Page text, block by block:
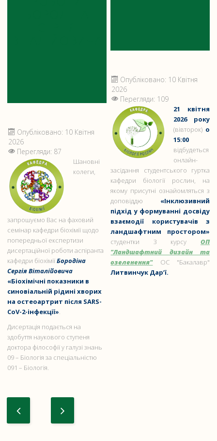
Опубліковано: 10 Квітня
2026
Перегляди: 87
Шановні
колеги,
запрошуємо Вас на фаховий
семінар кафедри біохімії щодо
попередньої експертизи
дисертаційної роботи аспіранта
кафедри біохіміїБородіна
Сергія Віталійовича
«Біохімічні показники в
синовіальній рідині хворих
на остеоартрит після SARS-
CoV-2-інфекції».
Дисертація подається на
здобуття наукового ступеня
доктора філософії у галузі знань
09 – Біологія за спеціальністю
091 – Біологія.
Опубліковано: 10 Квітня
2026
Перегляди: 109
21 квітня
2026 року
(вівторок) о
15:00
відбудеться
онлайн-
засідання студентського гуртка
кафедри біології рослин, на
якому присутні ознайомляться з
доповіддю «Інклюзивний
підхід у формуванні досвіду
взаємодії користувачів з
ландшафтним простором»
студентки 3 курсу ОП
"Ландшафтний дизайн та
озеленення"ОС "Бакалавр"
Литвинчук Дар’ї.